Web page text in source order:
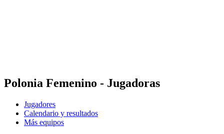
Polonia Femenino - Jugadoras
Jugadores
Calendario y resultados
Más equipos